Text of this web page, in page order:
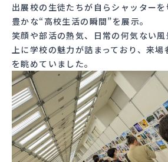
出展校の生徒たちが自らシャッター
豊かな“高校生活の瞬間”を展示。
笑顔や部活の熱気、日常の何気ない風
上に学校の魅力が詰まっており、来
を眺めていました。